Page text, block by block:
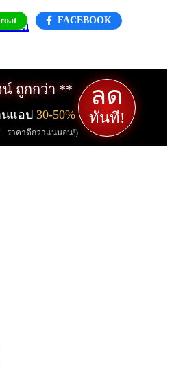
FACEBOOK
ถูกกว่า **
แอป 30-50%
ราคาดีกว่าแน่นอน!)
ลด
ทันที!